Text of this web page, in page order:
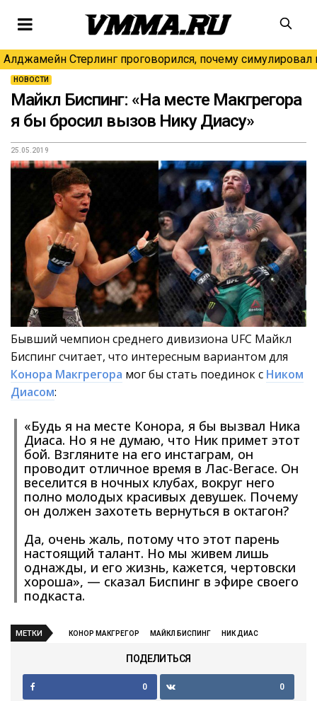
Алджамейн Стерлинг проговорился, почему симулировал
НОВОСТИ
Майкл Биспинг: «На месте Макгрегора
я бы бросил вызов Нику Диасу»
25.05.2019
Бывший чемпион среднего дивизиона UFC Майкл
Биспинг считает, что интересным вариантом для
Конора Макгрегора мог бы стать поединок с Ником
Диасом:
«Будь я на месте Конора, я бы вызвал Ника
Диаса. Но я не думаю, что Ник примет этот
бой. Взгляните на его инстаграм, он
проводит отличное время в Лас-Вегасе. Он
веселится в ночных клубах, вокруг него
полно молодых красивых девушек. Почему
он должен захотеть вернуться в октагон?
Да, очень жаль, потому что этот парень
настоящий талант. Но мы живем лишь
однажды, и его жизнь, кажется, чертовски
хороша», — сказал Биспинг в эфире своего
подкаста.
МЕТКИ КОНОР МАКГРЕГОР МАЙКЛ БИСПИНГ НИК ДИАС
ПОДЕЛИТЬСЯ
0 0